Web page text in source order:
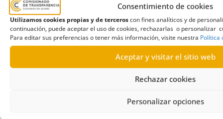
Consentimiento de cookies
Utilizamos cookies propias y de terceroscon fines analíticos y de
continuación, puede aceptar el uso de cookies, rechazarlas o personalizar
Para editar sus preferencias o tener más información, visite nuestra Política
Aceptar y visitar el sitio web
Rechazar cookies
Personalizar opciones
DE EMPRESARIOS
€
€
€